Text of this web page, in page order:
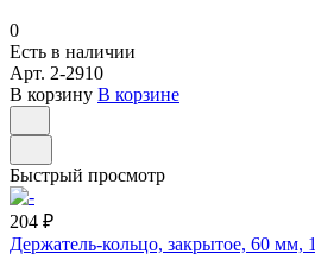
0
Есть в наличии
Арт. 2-2910
В корзину В корзине
Быстрый просмотр
204 ₽
Держатель-кольцо, закрытое, 60 мм,